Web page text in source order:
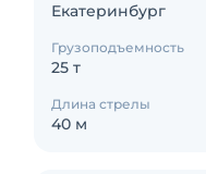
Екатеринбург
Грузоподъемность
25 т
Длина стрелы
40 м